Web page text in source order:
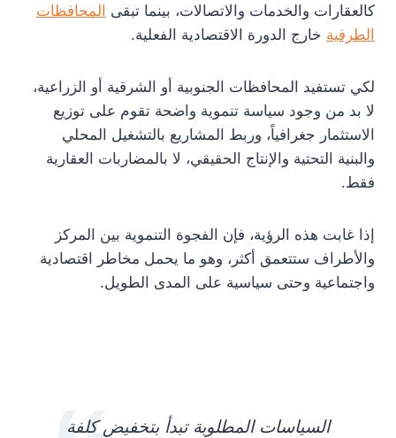
كالعقارات والخدمات والاتصالات، بينما تبقى المحافظات
الطرفية خارج الدورة الاقتصادية الفعلية.
لكي تستفيد المحافظات الجنوبية أو الشرقية أو الزراعية،
لا بد من وجود سياسة تنموية واضحة تقوم على توزيع
الاستثمار جغرافياً، وربط المشاريع بالتشغيل المحلي
والبنية التحتية والإنتاج الحقيقي، لا بالمضاربات العقارية
فقط.
إذا غابت هذه الرؤية، فإن الفجوة التنموية بين المركز
والأطراف ستتعمق أكثر، وهو ما يحمل مخاطر اقتصادية
واجتماعية وحتى سياسية على المدى الطويل.
السياسات المطلوبة تبدأ بتخفيض كلفة